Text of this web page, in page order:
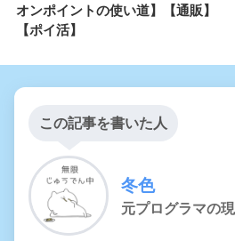
オンポイントの使い道】【通販】
【ポイ活】
この記事を書いた人
冬色
元プログラマの